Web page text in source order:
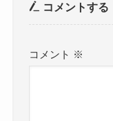
コメントする
コメント ※